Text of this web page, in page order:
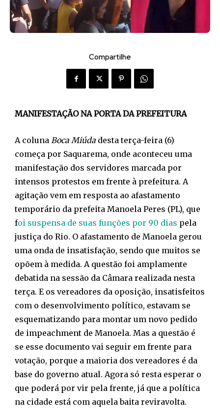
Compartilhe
MANIFESTAÇÃO NA PORTA DA PREFEITURA
A coluna Boca Miúda desta terça-feira (6)
começa por Saquarema, onde aconteceu uma
manifestação dos servidores marcada por
intensos protestos em frente à prefeitura. A
agitação vem em resposta ao afastamento
temporário da prefeita Manoela Peres (PL), que
foi suspensa de suas funções por 90 dias pela
justiça do Rio. O afastamento de Manoela gerou
uma onda de insatisfação, sendo que muitos se
opõem à medida. A questão foi amplamente
debatida na sessão da Câmara realizada nesta
terça. E os vereadores da oposição, insatisfeitos
com o desenvolvimento político, estavam se
esquematizando para montar um novo pedido
de impeachment de Manoela. Mas a questão é
se esse documento vai seguir em frente para
votação, porque a maioria dos vereadores é da
base do governo atual. Agora só resta esperar o
que poderá por vir pela frente, já que a política
na cidade está com aquela baita reviravolta.